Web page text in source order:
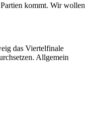
kommt. Wir wollen
das Viertelfinale
Allgemein